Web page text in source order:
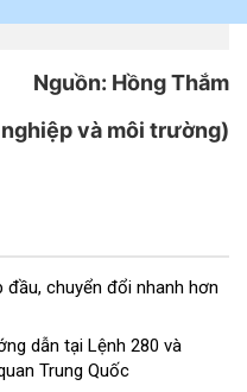
Nguồn: Hồng Thắm
và môi trường)
đầu, chuyển đổi nhanh hơn
dẫn tại Lệnh 280 và
Trung Quốc